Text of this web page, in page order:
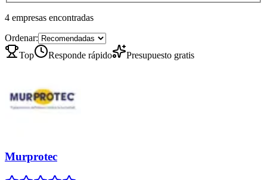
4 empresas encontradas
Ordenar:
Top
Responde rápido Presupuesto gratis
Murprotec